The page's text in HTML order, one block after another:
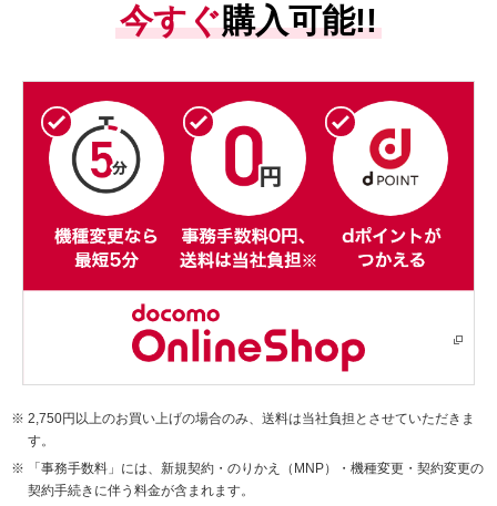
今すぐ購入可能!!
2,750円以上のお買い上げの場合のみ、送料は当社負担とさせていただきま
す。
「事務手数料」には、新規契約・のりかえ（MNP）・機種変更・契約変更の
契約手続きに伴う料金が含まれます。